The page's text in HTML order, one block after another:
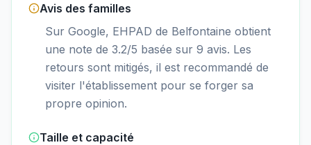
Avis des familles
Sur Google, EHPAD de Belfontaine obtient
une note de 3.2/5 basée sur 9 avis. Les
retours sont mitigés, il est recommandé de
visiter l'établissement pour se forger sa
propre opinion.
Taille et capacité